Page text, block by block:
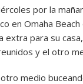
por la
en Omaha Beach
extra para su
y el otro
medio